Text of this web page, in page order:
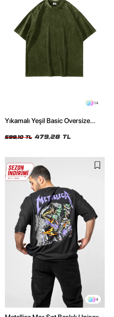
14
Yıkamalı Yeşil Basic Oversize
599,10 TL 479,28 TL
4